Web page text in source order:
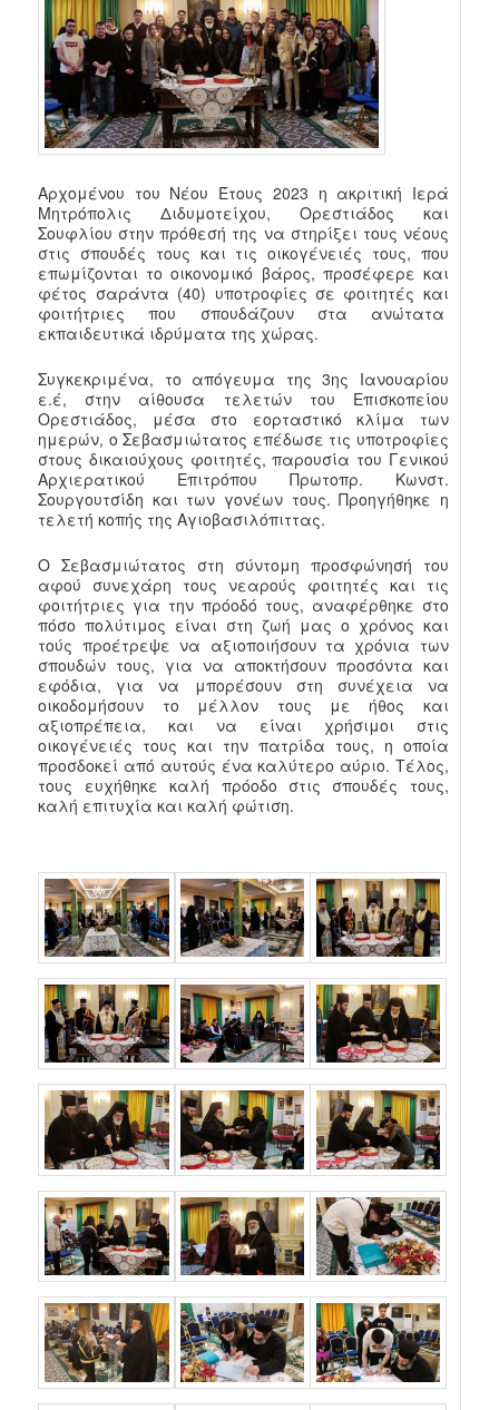
Αρχομένου του Νέου Έτους 2023 η ακριτική Ιερά
Μητρόπολις Διδυμοτείχου, Ορεστιάδος και
Σουφλίου στην πρόθεσή της να στηρίξει τους νέους
στις σπουδές τους και τις οικογένειές τους, που
επωμίζονται το οικονομικό βάρος, προσέφερε και
φέτος σαράντα (40) υποτροφίες σε φοιτητές και
φοιτήτριες που σπουδάζουν στα ανώτατα
εκπαιδευτικά ιδρύματα της χώρας.
Συγκεκριμένα, το απόγευμα της 3ης Ιανουαρίου
ε.έ, στην αίθουσα τελετών του Επισκοπείου
Ορεστιάδος, μέσα στο εορταστικό κλίμα των
ημερών, ο Σεβασμιώτατος επέδωσε τις υποτροφίες
στους δικαιούχους φοιτητές, παρουσία του Γενικού
Αρχιερατικού Επιτρόπου Πρωτοπρ. Κωνστ.
Σουργουτσίδη και των γονέων τους. Προηγήθηκε η
τελετή κοπής της Αγιοβασιλόπιττας.
Ο Σεβασμιώτατος στη σύντομη προσφώνησή του
αφού συνεχάρη τους νεαρούς φοιτητές και τις
φοιτήτριες για την πρόοδό τους, αναφέρθηκε στο
πόσο πολύτιμος είναι στη ζωή μας ο χρόνος και
τούς προέτρεψε να αξιοποιήσουν τα χρόνια των
σπουδών τους, για να αποκτήσουν προσόντα και
εφόδια, για να μπορέσουν στη συνέχεια να
οικοδομήσουν το μέλλον τους με ήθος και
αξιοπρέπεια, και να είναι χρήσιμοι στις
οικογένειές τους και την πατρίδα τους, η οποία
προσδοκεί από αυτούς ένα καλύτερο αύριο. Τέλος,
τους ευχήθηκε καλή πρόοδο στις σπουδές τους,
καλή επιτυχία και καλή φώτιση.